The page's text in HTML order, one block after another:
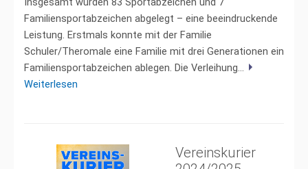
Familiensportabzeichen abgelegt – eine beeindruckende
Leistung. Erstmals konnte mit der Familie
Schuler/Theromale eine Familie mit drei Generationen ein
Familiensportabzeichen ablegen. Die Verleihung...
Weiterlesen
Vereinskurier